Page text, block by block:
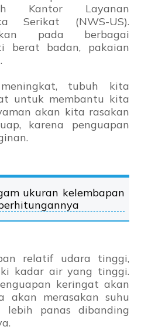
Kantor Layanan
Serikat (NWS-US).
pada berbagai
berat badan, pakaian
tubuh kita
untuk membantu kita
akan kita rasakan
karena penguapan
ukuran kelembapan
relatif udara tinggi,
kadar air yang tinggi.
keringat akan
akan merasakan suhu
lebih panas dibanding